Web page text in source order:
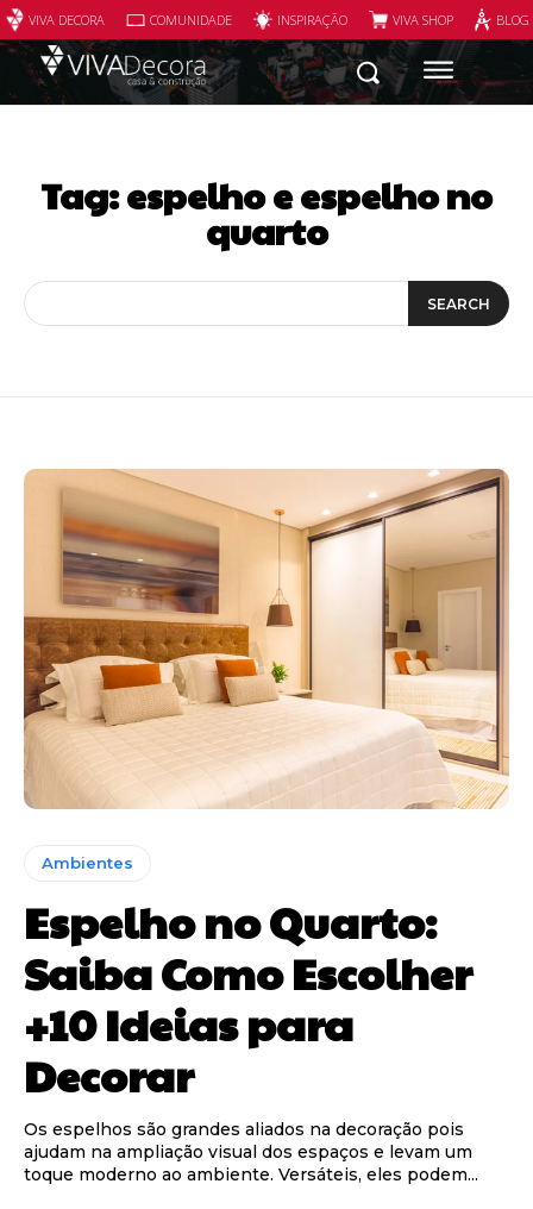
VIVA DECORA COMUNIDADE INSPIRAÇÃO VIVA SHOP
Tag:espelho e espelho no
quarto
SEARCH
Ambientes
Espelho no Quarto:
Saiba Como Escolher
+10 Ideias para
Decorar
Os espelhos são grandes aliados na decoração pois
ajudam na ampliação visual dos espaços e levam um
toque moderno ao ambiente. Versáteis, eles podem...